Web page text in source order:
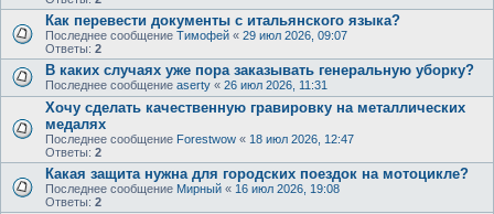
Как перевести документы с итальянского языка?
Последнее сообщение Тимофей « 29 июл 2026, 09:07
Ответы: 2
В каких случаях уже пора заказывать генеральную уборку?
Последнее сообщение aserty « 26 июл 2026, 11:31
Хочу сделать качественную гравировку на металлических
медалях
Последнее сообщение Forestwow « 18 июл 2026, 12:47
Ответы: 2
Какая защита нужна для городских поездок на мотоцикле?
Последнее сообщение Мирный « 16 июл 2026, 19:08
Ответы: 2